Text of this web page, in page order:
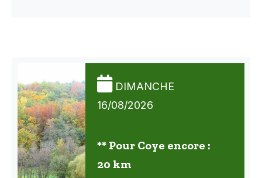
DIMANCHE
16/08/2026
** Pour Coye encore :
20 km